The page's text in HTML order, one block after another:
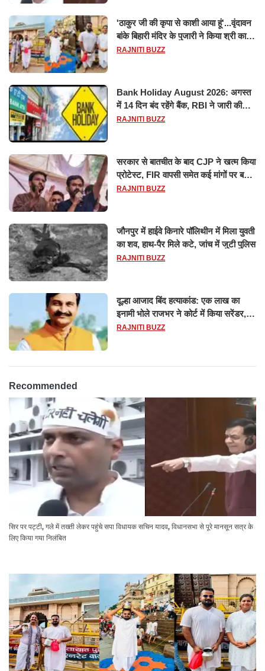
'ठाकुर जी की कृपा से काशी आया हूं'...वृंदावन
बांके बिहारी मंदिर के पुजारी ने किया श्री काशी
विश्वनाथ का जलाभिषेक
RAJNITI BUZZ
Bank Holiday August 2026: अगस्त
में 14 दिन बंद रहेंगे बैंक, RBI ने जारी की
छुट्टियों की लिस्ट​​​​​​​
RAJNITI BUZZ
सरकार से बातचीत के बाद CJP ने खत्म किया
प्रोटेस्ट, FIR वापसी समेत कई मांगों पर बनी
सहमति
RAJNITI BUZZ
जौनपुर में हाईवे किनारे पॉलिथीन में मिला युवती
का शव, हाथ-पैर मिले कटे, जांच में जुटी पुलिस
RAJNITI BUZZ
दूल्हा आजाद बिंद हत्याकांड: एक लाख का
इनामी भोले राजभर ने कोर्ट में किया सरेंडर,
14 दिन के लिए भेजा गया जेल
RAJNITI BUZZ
Recommended
सिर पर पट्टी, गले में तख्ती लेकर पहुंचे सपा विधायक सचिन यादव, विधानसभा से पूरे मानसून सत्र के
लिए किया गया निलंबित